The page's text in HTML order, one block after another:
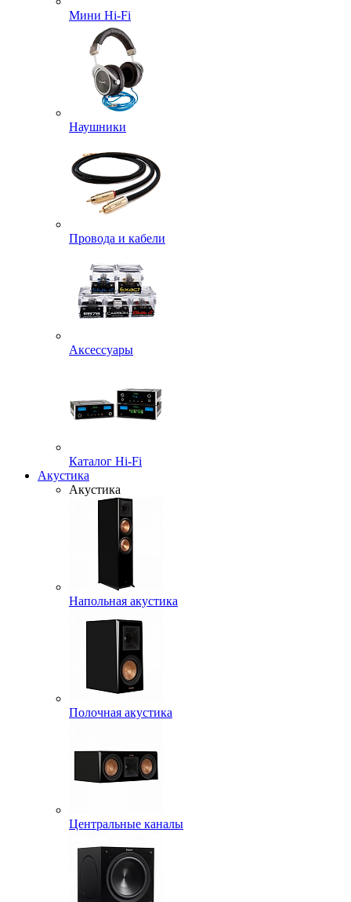
Мини Hi-Fi
Наушники
Провода и кабели
Аксессуары
Каталог Hi-Fi
Акустика
Акустика
Напольная акустика
Полочная акустика
Центральные каналы